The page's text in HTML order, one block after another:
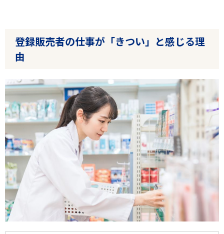
登録販売者の仕事が「きつい」と感じる理
由